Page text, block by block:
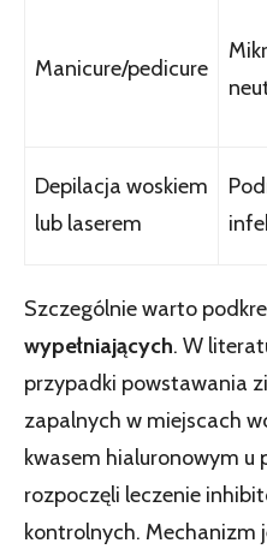
Manicure/pedicure
Depilacja woskiem
lub laserem
Szczególnie warto
wypełniających. W
przypadki powstawania
zapalnych w miejscach
kwasem hialuronowym u
rozpoczęli leczenie
kontrolnych.